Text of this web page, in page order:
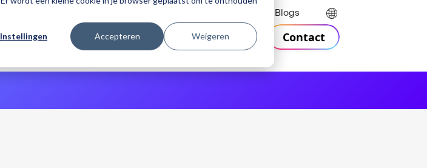
Instellingen Accepteren Weigeren
Blogs
3DEXPERIENCETrainingen SupportOver Visiativ Contact